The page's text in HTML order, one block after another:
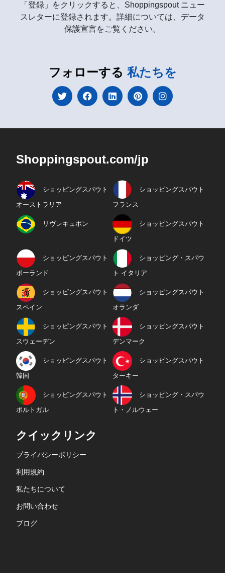
「登録」をクリックすると、Shoppingspout ニュー
スレターに登録されます。詳細については、データ
保護宣言をご覧ください。
フォローする 私たちを
Shoppingspout.com/jp
ショッピングスパウト
オーストラリア
ショッピングスパウト
フランス
リヴレキュポン ショッピングスパウト
ドイツ
ショッピングスパウト
ポーランド
ショッピング・スパウ
ト イタリア
ショッピングスパウト
スペイン
ショッピングスパウト
オランダ
ショッピングスパウト
スウェーデン
ショッピングスパウト
デンマーク
ショッピングスパウト
韓国
ショッピングスパウト
ターキー
ショッピングスパウト
ポルトガル
ショッピング・スパウ
ト・ノルウェー
クイックリンク
プライバシーポリシー
利用規約
私たちについて
お問い合わせ
ブログ